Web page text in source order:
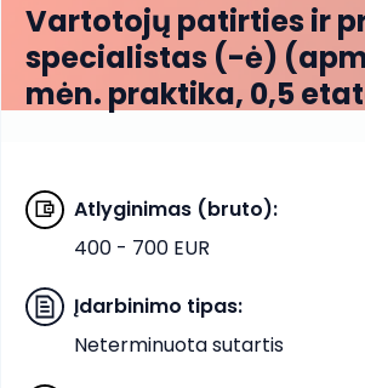
Vartotojų patirties ir
specialistas (-ė)
mėn. praktika, 0,5
Atlyginimas (bruto):
400 - 700 EUR
Įdarbinimo tipas:
Neterminuota sutartis